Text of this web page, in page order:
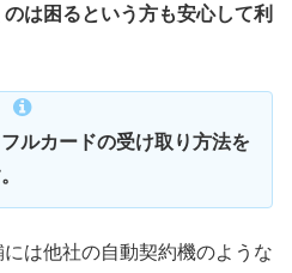
は困るという方も安心して利
ルカードの受け取り方法を
は他社の自動契約機のような